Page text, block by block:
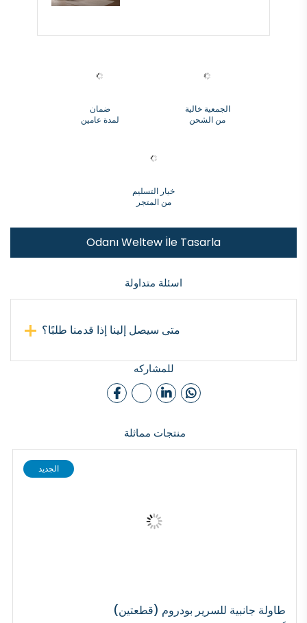
الجمعية خالية
من الشحن
ضمان
لمدة عامين
خيار التسليم
من المتجر
Odanı Weltew İle Tasarla
اسئلة متداولة
متى سيصل إلينا إذا قدمنا طلبًا؟
للمشاركه
منتجات مماثلة
الجديد
طاولة جانبية للسرير بودروم (قطعتين)